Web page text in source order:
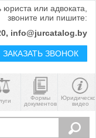
или адвоката,
звоните или пишите:
info@jurcatalog.by
ЗАКАЗАТЬ ЗВОНОК
Формы
документов
видео